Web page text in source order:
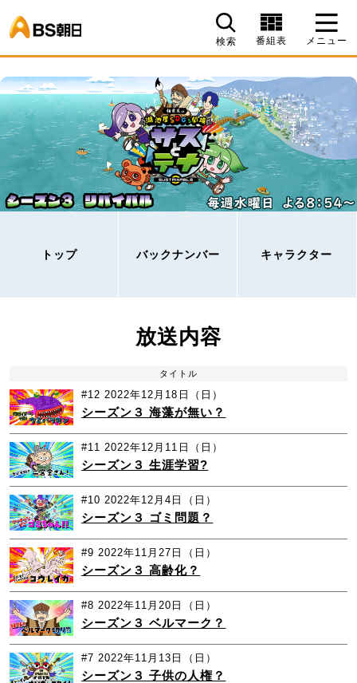
検索 番組表 メニュー
トップ バックナンバー キャラクター
放送内容
タイトル
#12 2022年12月18日（日）
シーズン３ 海藻が無い？
#11 2022年12月11日（日）
シーズン３ 生涯学習?
#10 2022年12月4日（日）
シーズン３ ゴミ問題？
#9 2022年11月27日（日）
シーズン３ 高齢化？
#8 2022年11月20日（日）
シーズン３ ベルマーク？
#7 2022年11月13日（日）
シーズン３ 子供の人権？